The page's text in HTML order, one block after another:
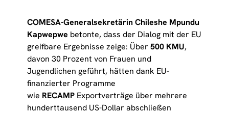
COMESA-Generalsekretärin Chileshe Mpundu
Kapwepwe betonte, dass der Dialog mit der EU
greifbare Ergebnisse zeige: Über 500 KMU,
davon 30 Prozent von Frauen und
Jugendlichen geführt, hätten dank EU-
finanzierter Programme
wie RECAMPExportverträge über mehrere
hunderttausend US-Dollar abschließen